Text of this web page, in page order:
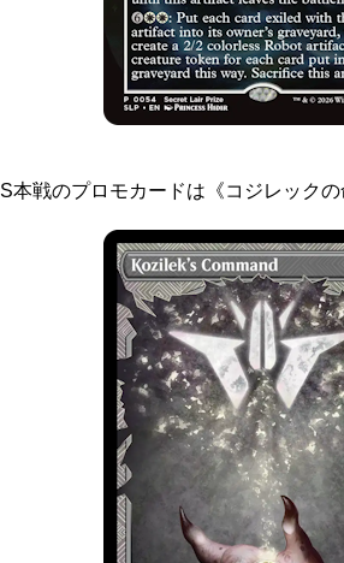
本戦のプロモカードは《コジレックの